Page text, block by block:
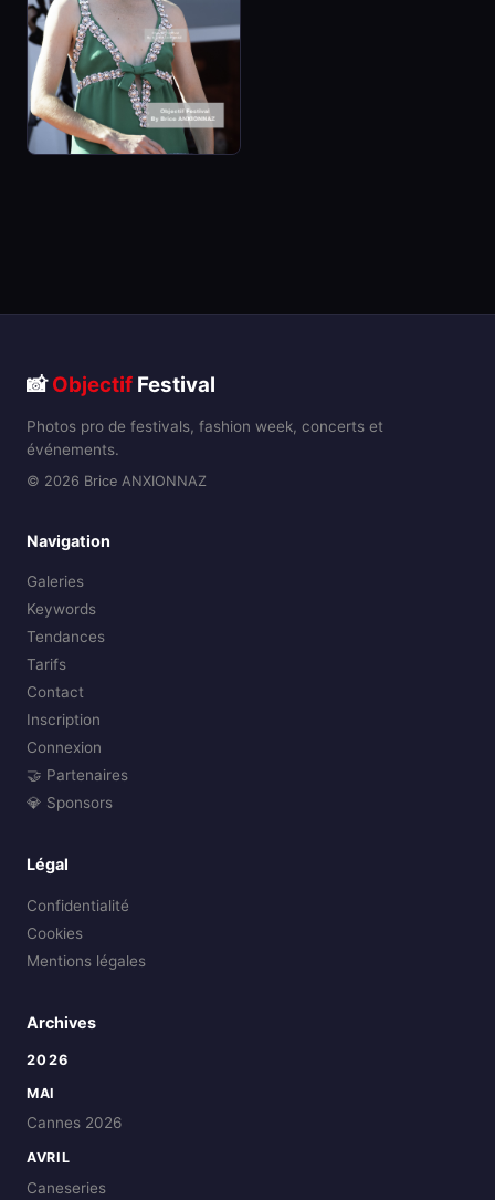
📸Objectif Festival
Photos pro de festivals, fashion week, concerts et
événements.
© 2026 Brice ANXIONNAZ
Navigation
Galeries
Keywords
Tendances
Tarifs
Contact
Inscription
Connexion
🤝 Partenaires
💎 Sponsors
Légal
Confidentialité
Cookies
Mentions légales
Archives
2026
MAI
Cannes 2026
AVRIL
Caneseries